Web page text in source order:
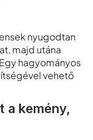
nyugodtan
majd utána
hagyományos
vehető
a kemény,